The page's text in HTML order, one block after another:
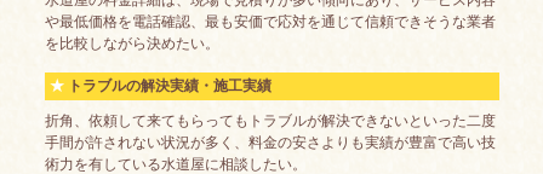
や最低価格を電話確認、最も安価で応対を通じて信頼できそうな業者
を比較しながら決めたい。
トラブルの解決実績・施工実績
折角、依頼して来てもらってもトラブルが解決できないといった二度
手間が許されない状況が多く、料金の安さよりも実績が豊富で高い技
術力を有している水道屋に相談したい。